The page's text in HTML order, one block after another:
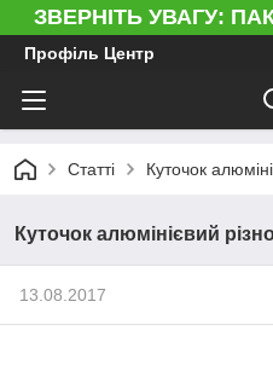
ЗВЕРНІТЬ УВАГУ:
Профіль Центр
Статті Куточок
Куточок алюмінієвий
13.08.2017